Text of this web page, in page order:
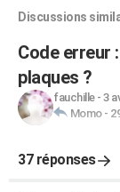
Discussions
Code erreur
plaques ?
fauchille- 3
Momo-
37 réponses